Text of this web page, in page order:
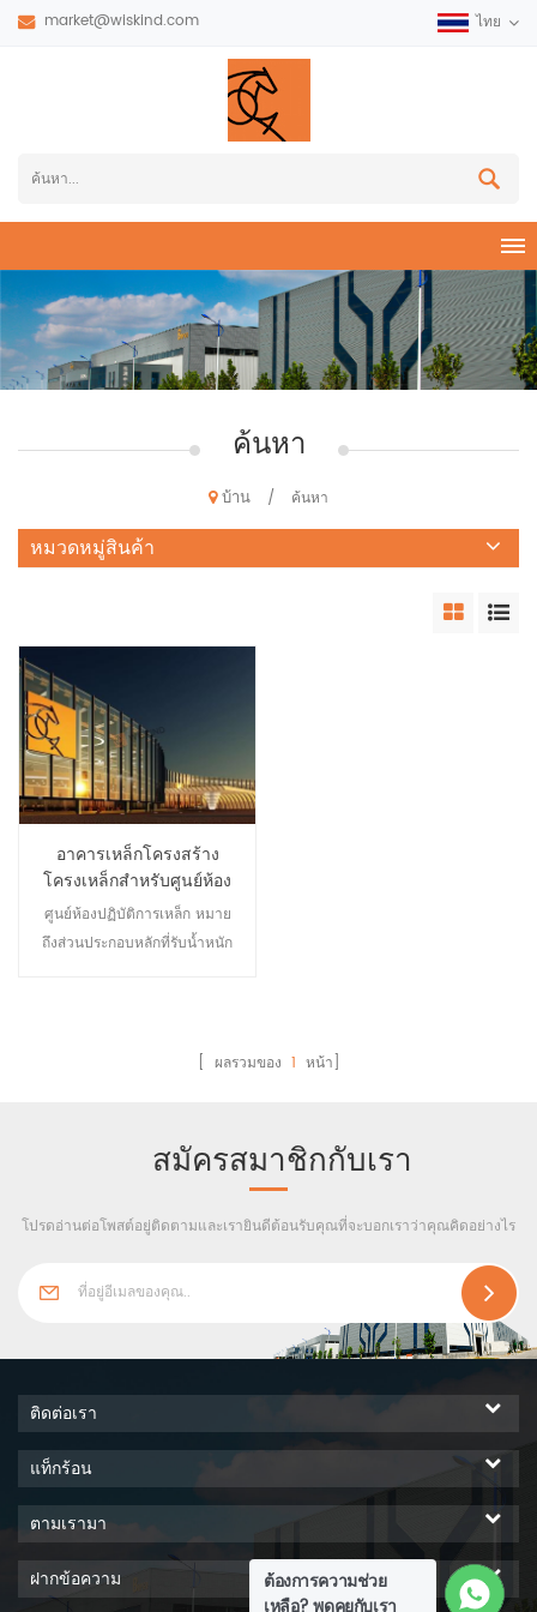
market@wiskind.com ไทย
ค้นหา
บ้าน / ค้นหา
หมวดหมู่สินค้า
อาคารเหล็กโครงสร้าง
โครงเหล็กสำหรับศูนย์ห้อง
ปฏิบัติการ
ศูนย์ห้องปฏิบัติการเหล็ก หมาย
ถึงส่วนประกอบหลักที่รับน้ำหนัก
เหล็ก โครงหลังคาเหล็ก และ
รักษาด้วยผนังอิฐหรือผนังอิฐ การ
ผสมผสานกระเบื้องเหล็กและผนัง
ขึ้นในประเทศจีน จึง มีการนำ
มาก ซึ่งสามารถแบ่งออกเป็น
โครงสร้างเหล็ก
[ ผลรวมของ 1 หน้า]
สมัครสมาชิกกับเรา
โปรดอ่านต่อโพสต์อยู่ติดตามและเรายินดีต้อนรับคุณที่จะบอกเราว่าคุณคิดอย่างไร
ต้องการความช่วย
ติดต่อเรา
แท็กร้อน
ตามเรามา
ฝากข้อความ